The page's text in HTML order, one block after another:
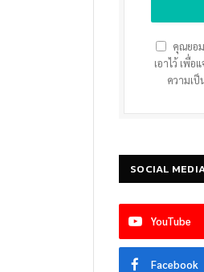
คุณยอ
เอาไว้ เพื่อ
ความเป็
SOCIAL
YouTube
Facebook